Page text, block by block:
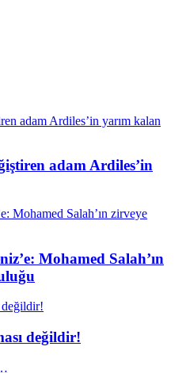
adam Ardiles’in
Mohamed Salah’ın
değildir!